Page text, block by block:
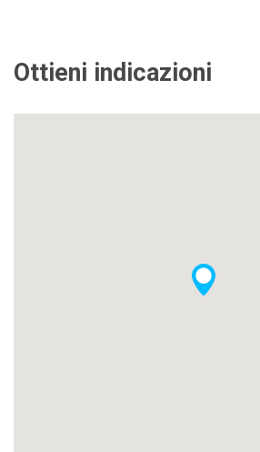
Ottieni indicazioni